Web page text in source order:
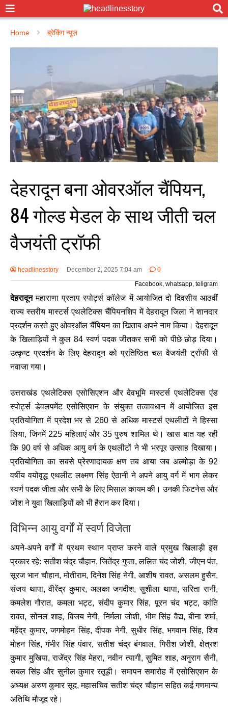
Home ब्रेकिंग न्यूज़
देहरादून बना ओवरऑल चैंपियन,
84 गोल्ड मेडल के साथ जीती चल
वैजयंती ट्रॉफी
headlinesstory December 2, 2025 7:04 am
0
Facebook, whatsapp, teligram
देहरादूनमहाराणा प्रताप स्पोर्ट्स कॉलेज में आयोजित दो दिवसीय आठवीं
राज्य स्तरीय मास्टर्स एथलेटिक्स चैंपियनशिप में देहरादून जिला ने शानदार
प्रदर्शन करते हुए ओवरऑल चैंपियन का खिताब अपने नाम किया। देहरादून
के खिलाड़ियों ने कुल 84 स्वर्ण पदक जीतकर सभी को पीछे छोड़ दिया।
उत्कृष्ट प्रदर्शन के लिए देहरादून को प्रतिष्ठित चल वैजयंती ट्रॉफी से
नवाजा गया।
उत्तराखंड एथलेटिक्स एसोसिएशन और देवभूमि मास्टर्स एथलेटिक्स एंड
स्पोर्ट्स डेवलपमेंट एसोसिएशन के संयुक्त तत्वावधान में आयोजित इस
प्रतियोगिता में प्रदेश भर से 260 से अधिक मास्टर्स एथलीटों ने हिस्सा
लिया, जिनमें 225 महिलाएं और 35 पुरुष शामिल थे। खास बात यह रही
कि 90 वर्ष से अधिक आयु वर्ग के एथलीटों ने भी भरपूर उत्साह दिखाया।
प्रतियोगिता का सबसे प्रेरणादायक क्षण तब आया जब अल्मोड़ा के 92
वर्षीय वयोवृद्ध एथलीट लक्ष्मण सिंह ऐठानी ने अपने आयु वर्ग में भाग लेकर
स्वर्ण पदक जीता और सभी के लिए मिसाल कायम की। उनकी फिटनेस और
जोश ने युवा खिलाड़ियों को भी हैरान कर दिया।
विभिन्न आयु वर्गों में स्वर्ण विजेता
अपने-अपने वर्गों में प्रथम स्थान प्राप्त करने वाले प्रमुख खिलाड़ी इस
प्रकार रहे: सतीश चंद्र चौहान, जितेंद्र गुप्ता, ललित चंद जोशी, जीएन पंत,
सूरज भान चौहान, मोतीराम, दिनेश सिंह नेगी, आशीष रावत, असलम हुसैन,
संजय थापा, वीरेंद्र कुमार, अलका जगदीश, सुशीला थापा, सरिता रानी,
कमलेश गौरात, कमला भट्ट, संदीप कुमार सिंह, पूरन चंद भट्ट, कांति
रावत, सोनल शाह, विजय नेगी, निर्मला जोशी, भीम सिंह वैद्य, बीना शर्मा,
महेंद्र कुमार, जगमोहन सिंह, दीपक नेगी, सुधीर सिंह, भगवान सिंह, शिव
मोहन सिंह, गंभीर सिंह पंवार, सतीश चंद्र बंगवाल, गिरीश जोशी, क्षेत्रश
कुमार मुखिया, राजेंद्र सिंह मेहरा, नवीन त्यागी, सुमित शाह, अनुराग सैनी,
सबल सिंह और सुनील कुमार रतूड़ी। समापन समारोह में एसोसिएशन के
अध्यक्ष अरुण कुमार सूद, महासचिव सतीश चंद्र चौहान सहित कई गणमान्य
अतिथि मौजूद रहे।